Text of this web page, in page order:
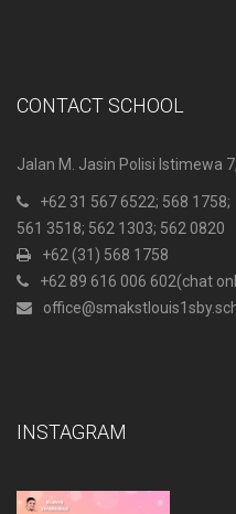
CONTACT SCHOOL
Jalan M. Jasin Polisi Istimewa
+62 31 567 6522; 568 1758;
561 3518; 562 1303; 562 0820
+62 (31) 568 1758
+62 89 616 006 602(chat
INSTAGRAM